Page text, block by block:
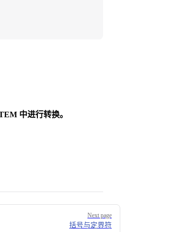
x^2, & x \ge 0 \\ -x, & x < 0
中进行转换。
Next page
括号与定界符